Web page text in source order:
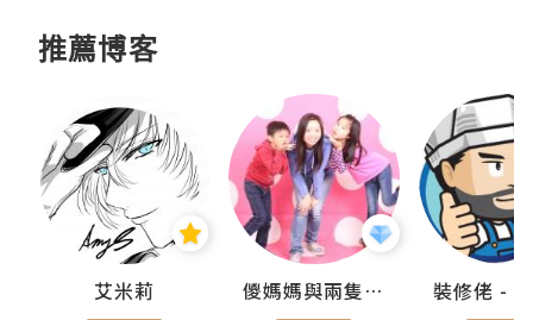
推薦博客
艾米莉 儍媽媽與兩隻小魔怪之家